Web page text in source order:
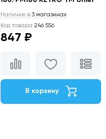
Наличие в 3 магазинах
Код товара 246 556
847 ₽
В корзину